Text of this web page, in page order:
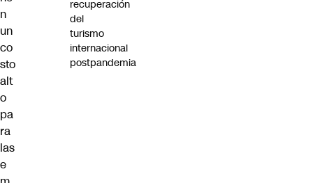
n
un
co
sto
alt
o
pa
ra
las
e
recuperación
del
turismo
internacional
postpandemia